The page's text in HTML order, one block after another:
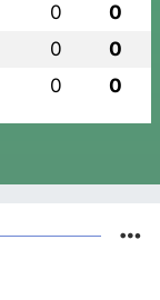
0 0
0 0
0 0